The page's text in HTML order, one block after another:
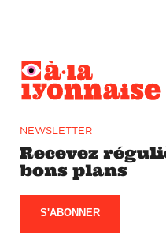
NEWSLETTER
Recevez
bons plans
S'ABONNER